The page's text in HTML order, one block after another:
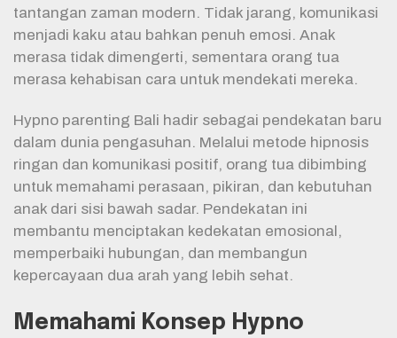
tantangan zaman modern. Tidak jarang, komunikasi
menjadi kaku atau bahkan penuh emosi. Anak
merasa tidak dimengerti, sementara orang tua
merasa kehabisan cara untuk mendekati mereka.
Hypno parenting Bali hadir sebagai pendekatan baru
dalam dunia pengasuhan. Melalui metode hipnosis
ringan dan komunikasi positif, orang tua dibimbing
untuk memahami perasaan, pikiran, dan kebutuhan
anak dari sisi bawah sadar. Pendekatan ini
membantu menciptakan kedekatan emosional,
memperbaiki hubungan, dan membangun
kepercayaan dua arah yang lebih sehat.
Memahami Konsep Hypno